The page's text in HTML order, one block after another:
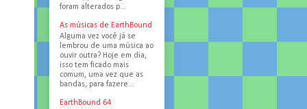
foram alterados p...
As músicas de EarthBound
Alguma vez você já se
lembrou de uma música ao
ouvir outra? Hoje em dia,
isso tem ficado mais
comum, uma vez que as
bandas, para fazere...
EarthBound 64